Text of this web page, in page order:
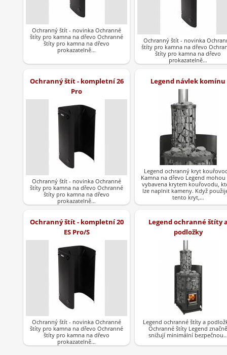
Ochranný štít - novinka Ochranné
štíty pro kamna na dřevo Ochranné
štíty pro kamna na dřevo
prokazatelně…
Ochranný štít - novinka
štíty pro kamna na dřevo
štíty pro kamna na dřevo
prokazatelně…
Ochranný štít - kompletní 26
Pro
Ochranný štít - novinka Ochranné
štíty pro kamna na dřevo Ochranné
štíty pro kamna na dřevo
prokazatelně…
Legend návlek komínu
Legend ochranný kryt
Kamna na dřevo Legend
vybavena krytem kouřovodu,
lze naplnit kameny. Když
tento kryt,…
Ochranný štít - kompletní 20
ES Pro/S
Ochranný štít - novinka Ochranné
štíty pro kamna na dřevo Ochranné
štíty pro kamna na dřevo
prokazatelně…
Legend ochranné štíty
podložky
Legend ochranné štíty a
Ochranné štíty Legend značně
snižují minimální